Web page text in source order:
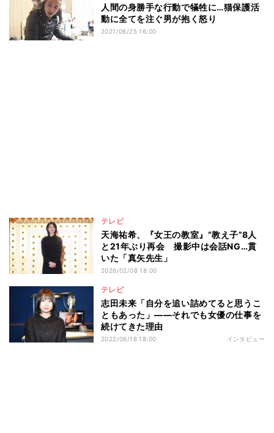
人間の身勝手な行動で犠牲に…猫保護活
動に全てを注ぐ男が抱く怒り
2021/06/25 16:00
テレビ
天海祐希、『女王の教室』“教え子”8人
と21年ぶり再会 撮影中は会話NG…貫
いた「真矢先生」
2026/02/08 18:00
テレビ
志田未来「自分を追い詰めてると思うこ
ともあった」――それでも女優の仕事を
続けてきた理由
2022/06/18 18:00 インタビュー